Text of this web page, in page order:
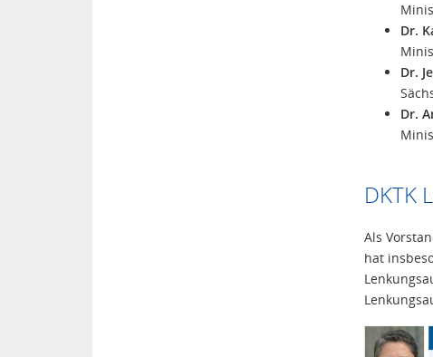
Dr.
Dr.
Dr.
DKTK
Als
hat